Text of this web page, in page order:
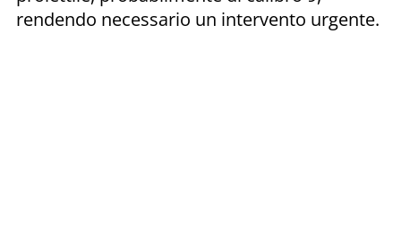
rendendo necessario un intervento urgente.